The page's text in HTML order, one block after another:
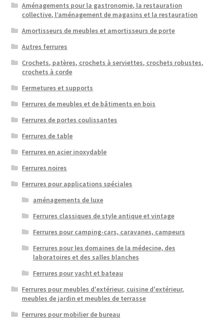
Aménagements pour la gastronomie, la restauration
collective, l’aménagement de magasins et la restauration
Amortisseurs de meubles et amortisseurs de porte
Autres ferrures
Crochets, patères, crochets à serviettes, crochets robustes,
crochets à corde
Fermetures et supports
Ferrures de meubles et de bâtiments en bois
Ferrures de portes coulissantes
Ferrures de table
Ferrures en acier inoxydable
Ferrures noires
Ferrures pour applications spéciales
aménagements de luxe
Ferrures classiques de style antique et vintage
Ferrures pour camping-cars, caravanes, campeurs
Ferrures pour les domaines de la médecine, des
laboratoires et des salles blanches
Ferrures pour yacht et bateau
Ferrures pour meubles d'extérieur, cuisine d'extérieur,
meubles de jardin et meubles de terrasse
Ferrures pour mobilier de bureau